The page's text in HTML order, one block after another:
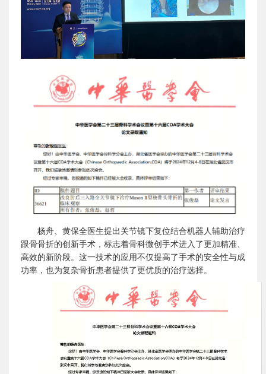
杨舟 、黄保全医生提出关节镜下复位结合机器人辅助治疗
跟骨骨折的创新手术，标志着骨科微创手术进入了更加精准、
高效的新阶段。这一技术的应用不仅提高了手术的安全性与成
功率，也为复杂骨折患者提供了更优质的治疗选择。